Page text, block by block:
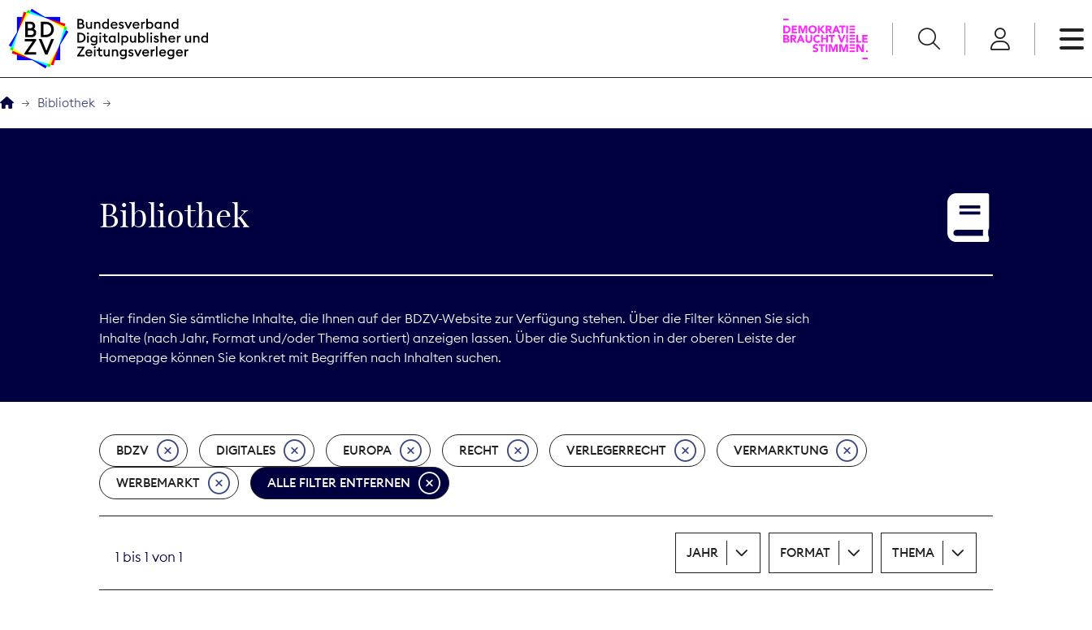
BDZVplus GmbH
Service
Print
Bibliothek
Bibliothek
Hier finden Sie sämtliche Inhalte, die Ihnen auf der BDZV-Website zur Verfügung stehen. Über die Filter können Sie sich
Inhalte (nach Jahr, Format und/oder Thema sortiert) anzeigen lassen. Über die Suchfunktion in der oberen Leiste der
Homepage können Sie konkret mit Begriffen nach Inhalten suchen.
BDZV DIGITALES EUROPA RECHT VERLEGERRECHT VERMARKTUNG
WERBEMARKT ALLE FILTER ENTFERNEN
1 bis 1 von 1 JAHR FORMAT THEMA